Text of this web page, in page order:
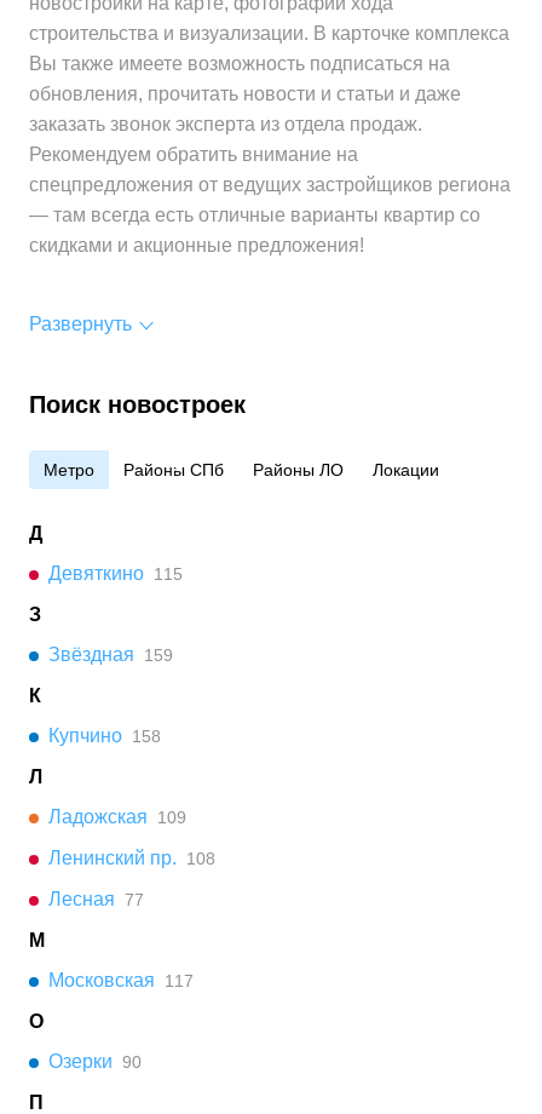
за 1 м²
Средняя цена
за 1 м²
от 295 700 ₽
строительства и визуализации. В карточке комплекса
Вы также имеете возможность подписаться на
обновления, прочитать новости и статьи и даже
заказать звонок эксперта из отдела продаж.
Рекомендуем обратить внимание на
спецпредложения от ведущих застройщиков региона
— там всегда есть отличные варианты квартир со
скидками и акционные предложения!
Развернуть
Поиск новостроек
Метро Районы СПб Районы ЛО Локации
Д
Девяткино 115
З
Звёздная
159
К
Купчино 158
Л
Ладожская
109
Ленинский пр. 108
Лесная 77
М
Московская
117
О
Озерки 90
П